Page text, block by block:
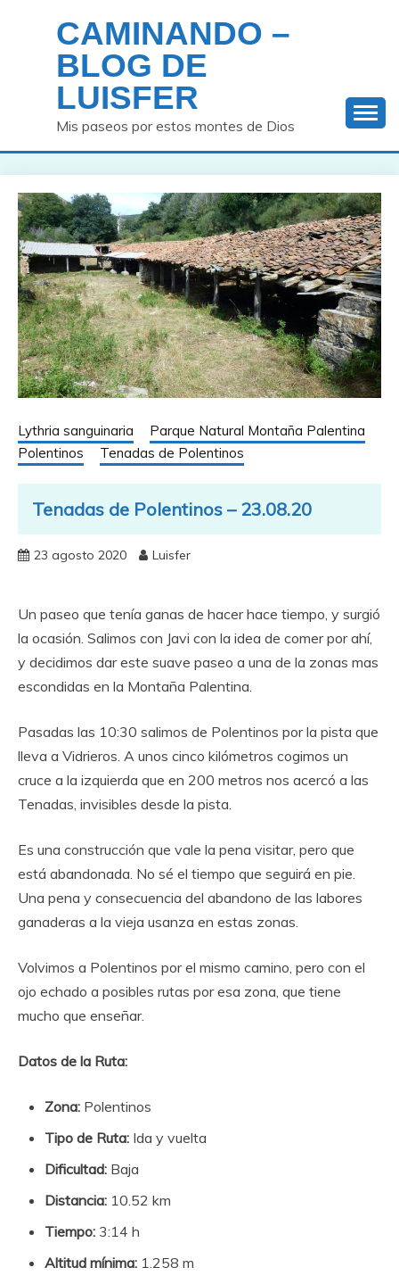
contenido
CAMINANDO –
BLOG DE
LUISFER
Mis paseos por estos montes de Dios
Lythria sanguinaria
Parque Natural Montaña Palentina
Polentinos
Tenadas de Polentinos
Tenadas de Polentinos – 23.08.20
23 agosto 2020 Luisfer
Un paseo que tenía ganas de hacer hace tiempo, y surgió
la ocasión. Salimos con Javi con la idea de comer por ahí,
y decidimos dar este suave paseo a una de la zonas mas
escondidas en la Montaña Palentina.
Pasadas las 10:30 salimos de Polentinos por la pista que
lleva a Vidrieros. A unos cinco kilómetros cogimos un
cruce a la izquierda que en 200 metros nos acercó a las
Tenadas, invisibles desde la pista.
Es una construcción que vale la pena visitar, pero que
está abandonada. No sé el tiempo que seguirá en pie.
Una pena y consecuencia del abandono de las labores
ganaderas a la vieja usanza en estas zonas.
Volvimos a Polentinos por el mismo camino, pero con el
ojo echado a posibles rutas por esa zona, que tiene
mucho que enseñar.
Datos de la Ruta:
Zona: Polentinos
Tipo de Ruta: Ida y vuelta
Dificultad: Baja
Distancia: 10.52 km
Tiempo: 3:14 h
Altitud mínima: 1.258 m